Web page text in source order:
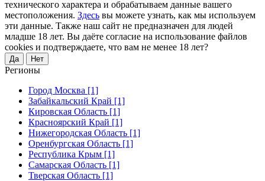
технического характера и обрабатываем данные вашего
местоположения. Здесь вы можете узнать, как мы используем
эти данные. Также наш сайт не предназначен для людей
младше 18 лет. Вы даёте согласие на использование файлов
cookies и подтверждаете, что вам не менее 18 лет?
Да Нет
Регионы
Город Москва [1]
Забайкальский Край [1]
Кировская Область [1]
Красноярский Край [1]
Нижегородская Область [1]
Оренбургская Область [1]
Республика Крым [1]
Самарская Область [1]
Тверская Область [1]